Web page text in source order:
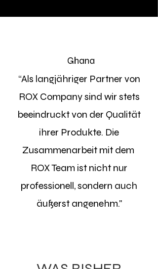
Ghana
“Als langjähriger Partner von
ROX Company sind wir stets
beeindruckt von der Qualität
ihrer Produkte. Die
Zusammenarbeit mit dem
ROX Team ist nicht nur
professionell, sondern auch
äußerst angenehm."